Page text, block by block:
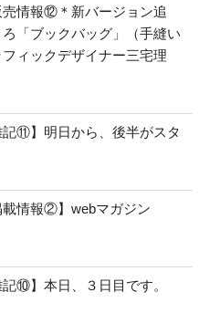
情報⑫＊新バージョン追
「ブックバッグ」（手縫い
ィックデザイナー三宅理
⑪】明日から、後半がスタ
載情報②】webマガジン
⑩】本日、３日目です。